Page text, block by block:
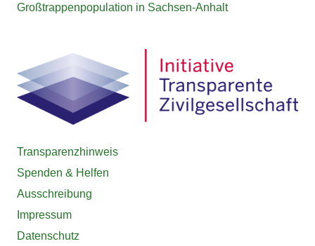
Großtrappenpopulation in Sachsen-Anhalt
Transparenzhinweis
Spenden & Helfen
Ausschreibung
Impressum
Datenschutz